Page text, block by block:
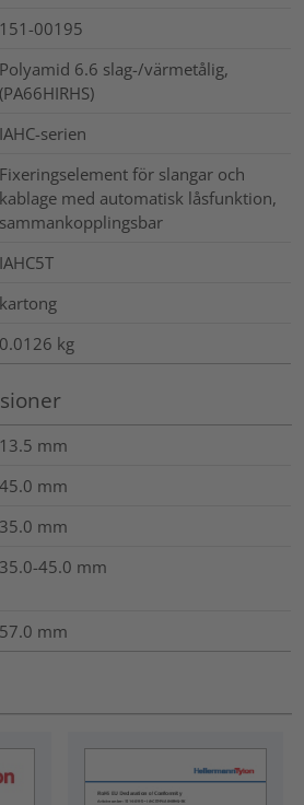
151-00195
Polyamid 6.6 slag-/värmetålig,
(PA66HIRHS)
IAHC-serien
Fixeringselement för slangar och
kablage med automatisk låsfunktion,
sammankopplingsbar
IAHC5T
kartong
0.0126 kg
13.5 mm
45.0 mm
35.0 mm
35.0-45.0 mm
57.0 mm